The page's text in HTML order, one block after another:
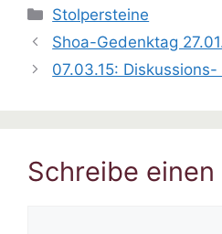
Kategorien
Stolpersteine
Shoa-Gedenktag
07.03.15:
Schreibe